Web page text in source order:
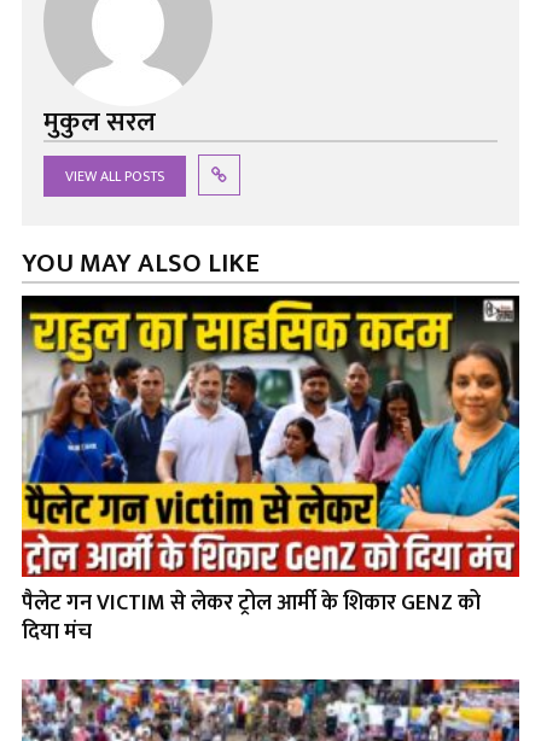
मुकुल सरल
VIEW ALL POSTS
YOU MAY ALSO LIKE
पैलेट गन VICTIM से लेकर ट्रोल आर्मी के शिकार GENZ को
दिया मंच